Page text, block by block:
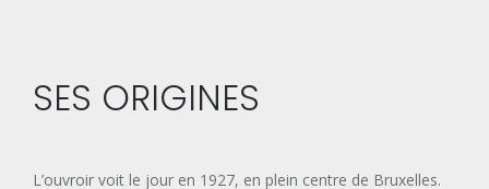
SES ORIGINES
L’ouvroir voit le jour en 1927, en plein centre de Bruxelles.